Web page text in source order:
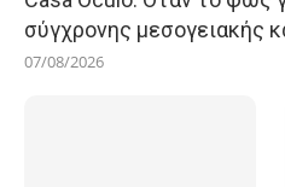
σύγχρονης μεσογειακής
07/08/2026